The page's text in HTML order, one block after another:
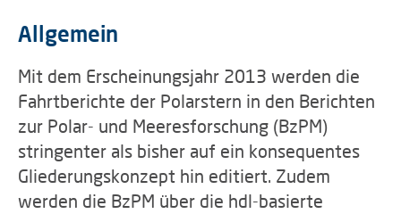
Allgemein
Mit dem Erscheinungsjahr 2013 werden die
Fahrtberichte der Polarstern in den Berichten
zur Polar- und Meeresforschung (BzPM)
stringenter als bisher auf ein konsequentes
Gliederungskonzept hin editiert. Zudem
werden die BzPM über die hdl-basierte